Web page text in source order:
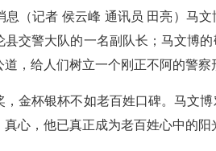
息（记者 侯云峰 通讯员 田亮）马
县交警大队的一名副队长；马文博
，给人们树立一个刚正不阿的警察
，金杯银杯不如老百姓口碑。马文
心，他已真正成为老百姓心中的阳